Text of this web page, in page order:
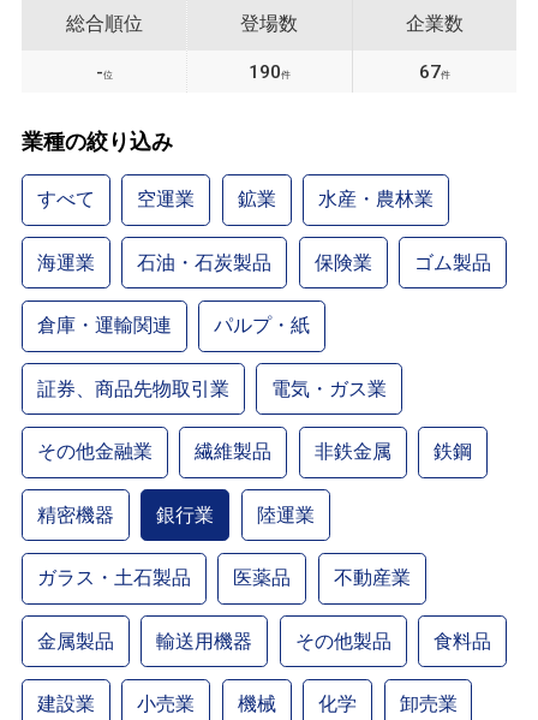
総合順位
-位
登場数
190件
企業数
67件
業種の絞り込み
すべて 空運業 鉱業 水産・農林業
海運業 石油・石炭製品 保険業 ゴム製品
倉庫・運輸関連 パルプ・紙
証券、商品先物取引業 電気・ガス業
その他金融業 繊維製品 非鉄金属 鉄鋼
精密機器 銀行業 陸運業
ガラス・土石製品 医薬品 不動産業
金属製品 輸送用機器 その他製品 食料品
建設業 小売業 機械 化学 卸売業